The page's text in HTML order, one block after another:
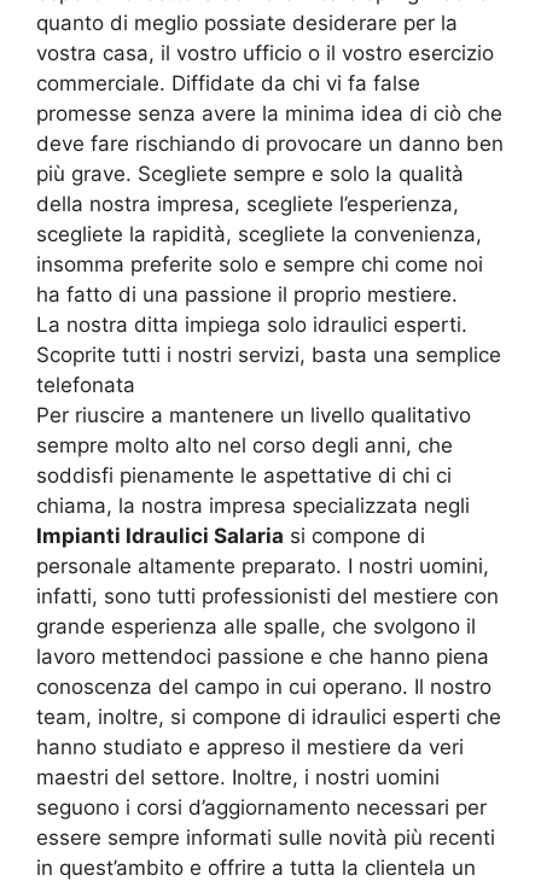
quanto di meglio possiate desiderare per la
vostra casa, il vostro ufficio o il vostro esercizio
commerciale. Diffidate da chi vi fa false
promesse senza avere la minima idea di ciò che
deve fare rischiando di provocare un danno ben
più grave. Scegliete sempre e solo la qualità
della nostra impresa, scegliete l’esperienza,
scegliete la rapidità, scegliete la convenienza,
insomma preferite solo e sempre chi come noi
ha fatto di una passione il proprio mestiere.
La nostra ditta impiega solo idraulici esperti.
Scoprite tutti i nostri servizi, basta una semplice
telefonata
Per riuscire a mantenere un livello qualitativo
sempre molto alto nel corso degli anni, che
soddisfi pienamente le aspettative di chi ci
chiama, la nostra impresa specializzata negli
Impianti Idraulici Salaria si compone di
personale altamente preparato. I nostri uomini,
infatti, sono tutti professionisti del mestiere con
grande esperienza alle spalle, che svolgono il
lavoro mettendoci passione e che hanno piena
conoscenza del campo in cui operano. Il nostro
team, inoltre, si compone di idraulici esperti che
hanno studiato e appreso il mestiere da veri
maestri del settore. Inoltre, i nostri uomini
seguono i corsi d’aggiornamento necessari per
essere sempre informati sulle novità più recenti
in quest’ambito e offrire a tutta la clientela un